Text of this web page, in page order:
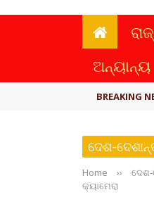
ଅନ୍ୟାନ୍ୟ
BREAKING
ଦେଶ-
Home ›› ଦେଶ-
କ୍ୟାମେରା